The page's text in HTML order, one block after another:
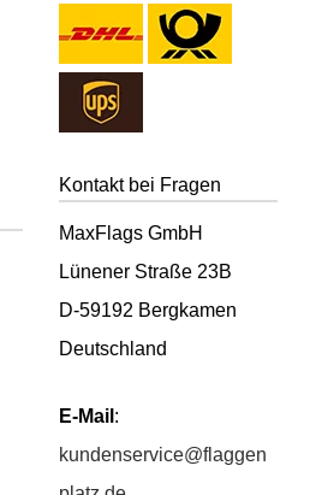
Kontakt bei Fragen
MaxFlags GmbH
Lünener Straße 23B
D-59192 Bergkamen
Deutschland
E-Mail :
kundenservice@flaggen